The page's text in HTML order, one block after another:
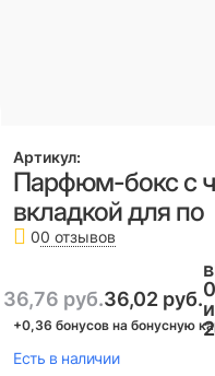
Артикул:
Парфюм-бокс с
вкладкой для по
00 отзывов
36,76 руб.36,02 руб.
+0,36 бонусов на бонусную
Есть в наличии